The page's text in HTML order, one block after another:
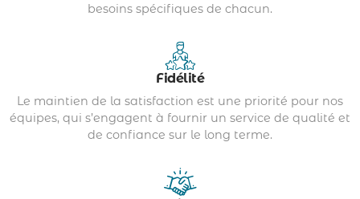
besoins spécifiques de chacun.
Fidélité
Le maintien de la satisfaction est une priorité pour nos
équipes, qui s’engagent à fournir un service de qualité et
de confiance sur le long terme.